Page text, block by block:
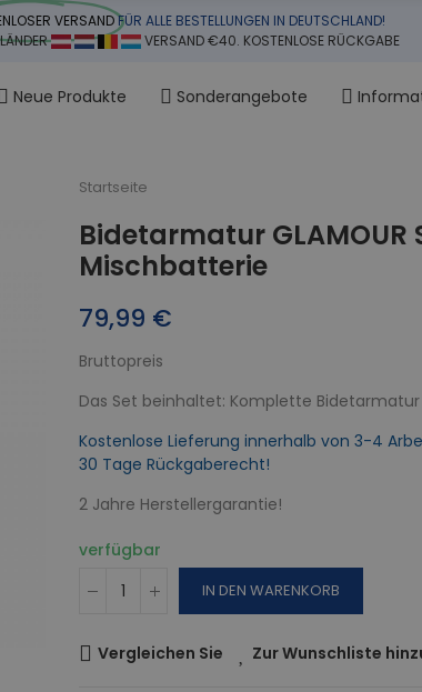
VERSANDFÜR ALLE BESTELLUNGEN IN DEUTSCHLAND!
VERSAND €40. KOSTENLOSE RÜCKGABE
Neue Produkte Sonderangebote
Startseite
Bidetarmatur
Mischbatterie
79,99 €
Bruttopreis
Das Set beinhaltet: Komplette Bidetarmatur
Kostenlose Lieferung innerhalb von 3-4
30 Tage Rückgaberecht!
2 Jahre Herstellergarantie!
verfügbar
IN DEN WARENKORB
Vergleichen Sie Zur Wunschliste